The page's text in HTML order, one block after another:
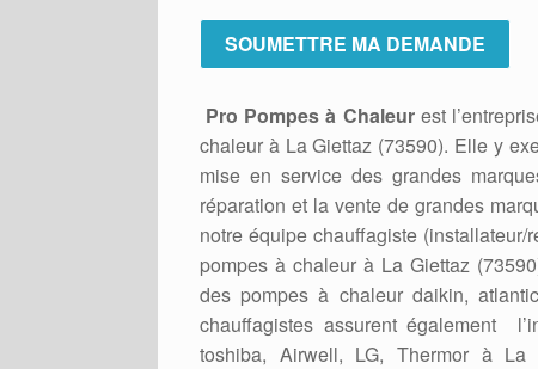
Pro Pompes à Chaleurest
chaleur à La Giettaz (73590). Elle y
mise en service des grandes
réparation et la vente de grandes
notre équipe chauffagiste
pompes à chaleur à La Giettaz
des pompes à chaleur daikin,
chauffagistes assurent également
toshiba, Airwell, LG, Thermor à